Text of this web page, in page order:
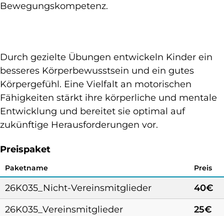
Bewegungskompetenz.
Durch gezielte Übungen entwickeln Kinder ein
besseres Körperbewusstsein und ein gutes
Körpergefühl. Eine Vielfalt an motorischen
Fähigkeiten stärkt ihre körperliche und mentale
Entwicklung und bereitet sie optimal auf
zukünftige Herausforderungen vor.
Preispaket
Paketname Preis
26K035_Nicht-Vereinsmitglieder
40€
26K035_Vereinsmitglieder
25€